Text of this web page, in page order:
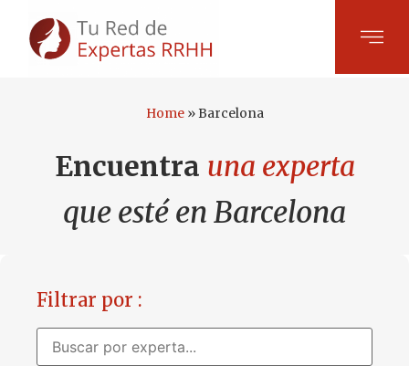
Home» Barcelona
Encuentra una experta
que esté en Barcelona
Filtrar por :